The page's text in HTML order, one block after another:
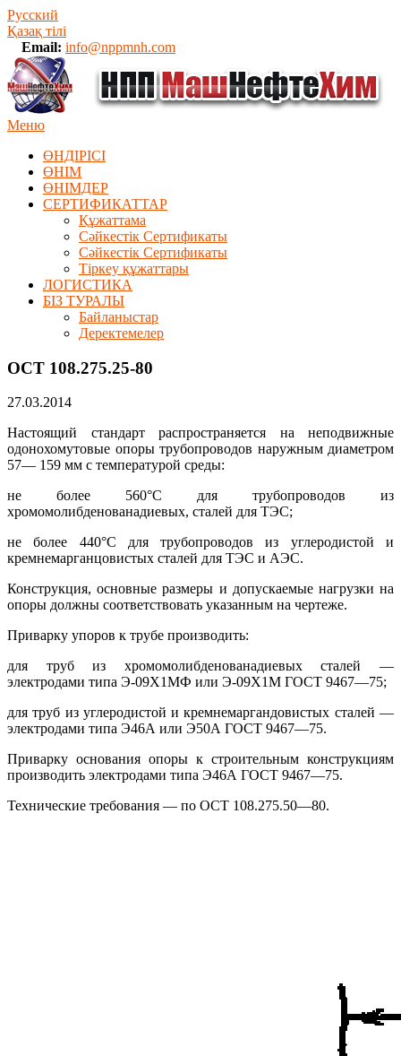
Русский
Қазақ тілі
Email: info@nppmnh.com
Меню
ӨНДІРІСІ
ӨНІМ
ӨHIМДЕР
СЕРТИФИКАТТАР
Құжаттама
Сәйкестік Сертификаты
Сәйкестік Сертификаты
Тіркеу құжаттары
ЛОГИСТИКА
БІЗ ТУРАЛЫ
Байланыстар
Деректемелер
ОСТ 108.275.25-80
27.03.2014
Настоящий стандарт распространяется на неподвижные
одонохомутовые опоры трубопроводов наружным диаметром
57— 159 мм с температурой среды:
не более 560°С для трубопроводов из
хромомолибденованадиевых, сталей для ТЭС;
не более 440°С для трубопроводов из углеродистой и
кремнемарганцовистых сталей для ТЭС и АЭС.
Конструкция, основные размеры и допускаемые нагрузки на
опоры должны соответствовать указанным на чертеже.
Приварку упоров к трубе производить:
для труб из хромомолибденованадиевых сталей —
электродами типа Э-09Х1МФ или Э-09Х1М ГОСТ 9467—75;
для труб из углеродистой и кремнемаргандовистых сталей —
электродами типа Э46А или Э50А ГОСТ 9467—75.
Приварку основания опоры к строительным конструкциям
производить электродами типа Э46А ГОСТ 9467—75.
Технические требования — по ОСТ 108.275.50—80.